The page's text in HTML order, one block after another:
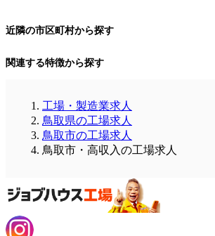
近隣の市区町村から探す
関連する特徴から探す
工場・製造業求人
鳥取県の工場求人
鳥取市の工場求人
鳥取市・高収入の工場求人